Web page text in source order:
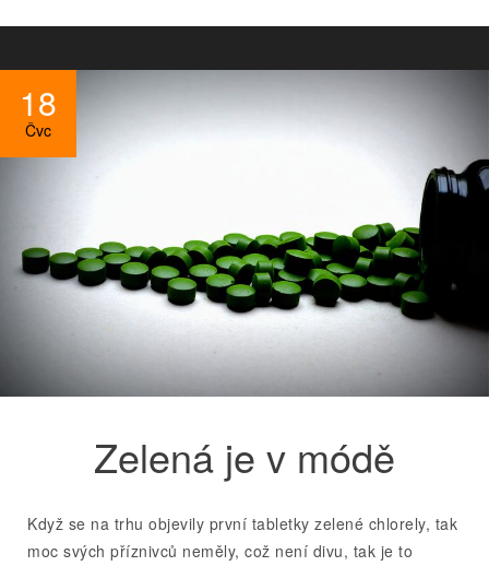
18
Čvc
Zelená je v módě
Když se na trhu objevily první tabletky zelené chlorely, tak
moc svých příznivců neměly, což není divu, tak je to